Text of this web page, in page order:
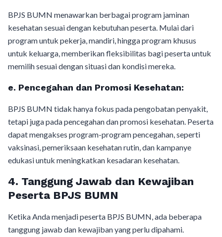
BPJS BUMN menawarkan berbagai program jaminan
kesehatan sesuai dengan kebutuhan peserta. Mulai dari
program untuk pekerja, mandiri, hingga program khusus
untuk keluarga, memberikan fleksibilitas bagi peserta untuk
memilih sesuai dengan situasi dan kondisi mereka.
e. Pencegahan dan Promosi Kesehatan:
BPJS BUMN tidak hanya fokus pada pengobatan penyakit,
tetapi juga pada pencegahan dan promosi kesehatan. Peserta
dapat mengakses program-program pencegahan, seperti
vaksinasi, pemeriksaan kesehatan rutin, dan kampanye
edukasi untuk meningkatkan kesadaran kesehatan.
4. Tanggung Jawab dan Kewajiban
Peserta BPJS BUMN
Ketika Anda menjadi peserta BPJS BUMN, ada beberapa
tanggung jawab dan kewajiban yang perlu dipahami.